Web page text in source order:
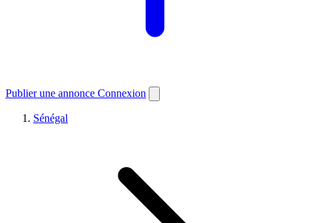
Publier une annonce Connexion
Sénégal